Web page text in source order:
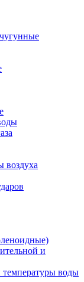
воздуха
и
температуры воды